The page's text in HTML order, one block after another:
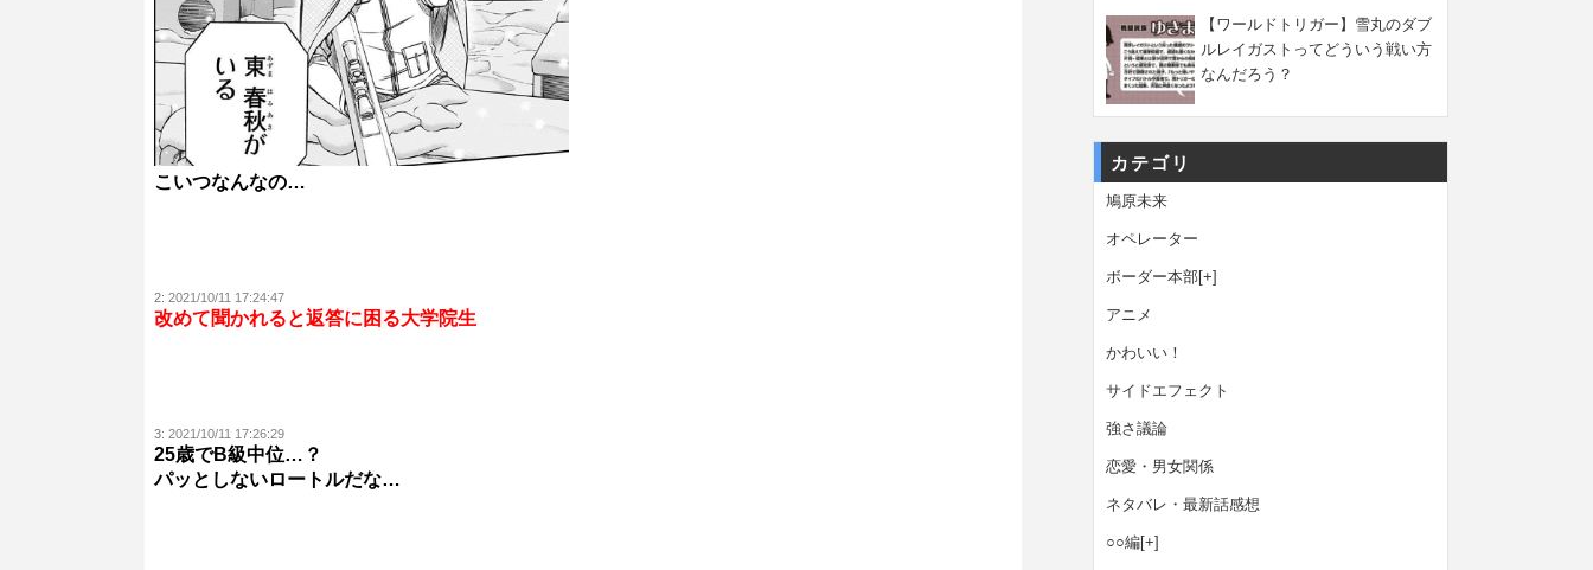
こいつなんなの…
2: 2021/10/11 17:24:47
改めて聞かれると返答に困る大学院生
3: 2021/10/11 17:26:29
25歳でB級中位…？
パッとしないロートルだな…
【ワールドトリガー】雪丸のダブ
ルレイガストってどういう戦い方
なんだろう？
カテゴリ
鳩原未来
オペレーター
ボーダー本部[+]
アニメ
かわいい！
サイドエフェクト
強さ議論
恋愛・男女関係
ネタバレ・最新話感想
○○編[+]